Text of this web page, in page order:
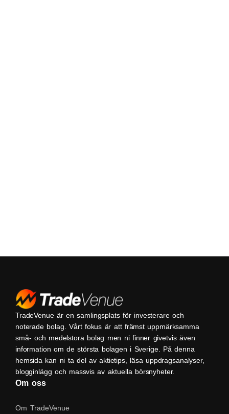
TradeVenue är en samlingsplats för investerare och
noterade bolag. Vårt fokus är att främst uppmärksamma
små- och medelstora bolag men ni finner givetvis även
information om de största bolagen i Sverige. På denna
hemsida kan ni ta del av aktietips, läsa uppdragsanalyser,
blogginlägg och massvis av aktuella börsnyheter.
Om oss
Om TradeVenue